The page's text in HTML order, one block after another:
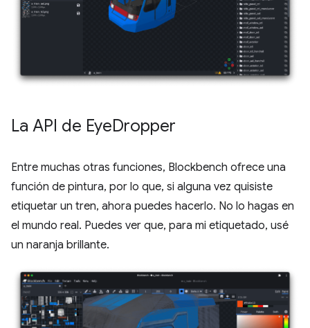
La API de EyeDropper
Entre muchas otras funciones, Blockbench ofrece una
función de pintura, por lo que, si alguna vez quisiste
etiquetar un tren, ahora puedes hacerlo. No lo hagas en
el mundo real. Puedes ver que, para mi etiquetado, usé
un naranja brillante.